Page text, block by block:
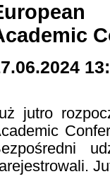
jutro